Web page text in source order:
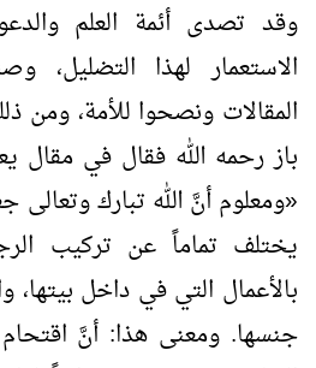
وقد تصدى أئمة العلم
الاستعمار لهذا التضليل،
المقالات ونصحوا للأمة، ومن
باز رحمه الله فقال في مقال
«ومعلوم أنَّ الله تبارك وتعالى
يختلف تماماً عن تركيب
بالأعمال التي في داخل بيتها،
جنسها. ومعنى هذا: أنَّ اقتحام